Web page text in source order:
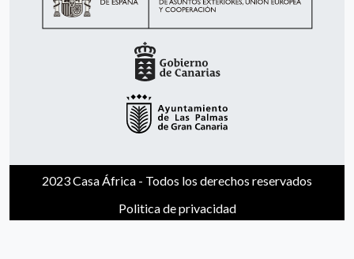
2023 Casa África - Todos los derechos reservados
Politica de privacidad